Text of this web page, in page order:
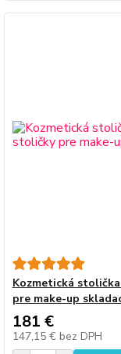
Kozmetická
pre make-up
181 €
147,15 € bez DPH